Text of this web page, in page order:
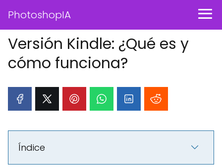
PhotoshopIA
Versión Kindle: ¿Qué es y
cómo funciona?
Índice